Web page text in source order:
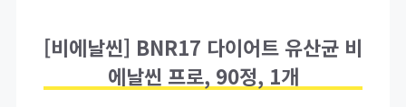
[비에날씬] BNR17 다이어트 유산균 비
에날씬 프로, 90정, 1개